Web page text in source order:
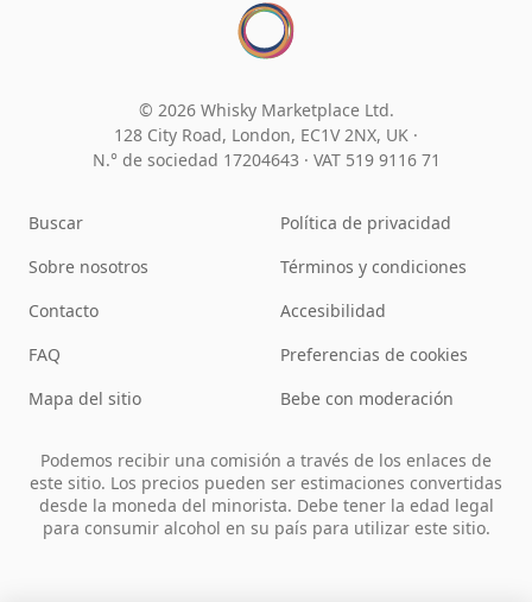
© 2026 Whisky Marketplace Ltd.
128 City Road, London, EC1V 2NX, UK ·
N.° de sociedad 17204643 · VAT 519 9116 71
Buscar
Sobre nosotros
Contacto
FAQ
Mapa del sitio
Política de privacidad
Términos y condiciones
Accesibilidad
Preferencias de cookies
Bebe con moderación
Podemos recibir una comisión a través de los enlaces de
este sitio. Los precios pueden ser estimaciones convertidas
desde la moneda del minorista. Debe tener la edad legal
para consumir alcohol en su país para utilizar este sitio.